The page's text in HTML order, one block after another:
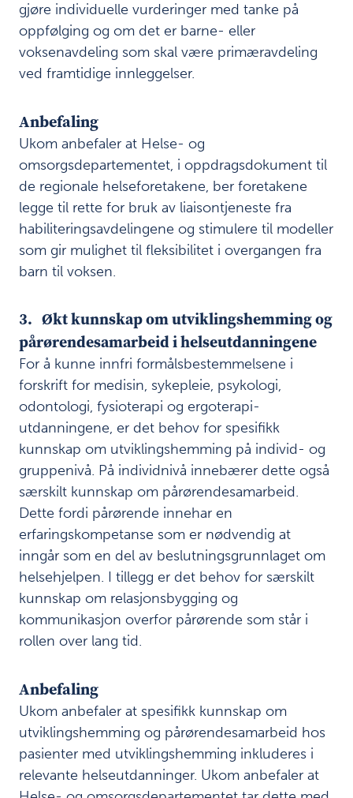
s
y
k
e
s
v
d
e
i
n
g
e
.
Ø
k
t
n
n
s
a
p
o
t
v
i
i
g
s
h
e
gjøre individuelle vurderinger med tanke på
oppfølging og om det er barne- eller
voksenavdeling som skal være primæravdeling
ved framtidige innleggelser.
Anbefaling
Ukom anbefaler at Helse- og
omsorgsdepartementet, i oppdragsdokument til
de regionale helseforetakene, ber foretakene
legge til rette for bruk av liaisontjeneste fra
habiliteringsavdelingene og stimulere til modeller
som gir mulighet til fleksibilitet i overgangen fra
barn til voksen.
3. Økt kunnskap om utviklingshemming og
pårørendesamarbeid i helseutdanningene
For å kunne innfri formålsbestemmelsene i
forskrift for medisin, sykepleie, psykologi,
odontologi, fysioterapi og ergoterapi-
utdanningene, er det behov for spesifikk
kunnskap om utviklingshemming på individ- og
gruppenivå. På individnivå innebærer dette også
særskilt kunnskap om pårørendesamarbeid.
Dette fordi pårørende innehar en
erfaringskompetanse som er nødvendig at
inngår som en del av beslutningsgrunnlaget om
helsehjelpen. I tillegg er det behov for særskilt
kunnskap om relasjonsbygging og
kommunikasjon overfor pårørende som står i
rollen over lang tid.
Anbefaling
Ukom anbefaler at spesifikk kunnskap om
utviklingshemming og pårørendesamarbeid hos
pasienter med utviklingshemming inkluderes i
relevante helseutdanninger. Ukom anbefaler at